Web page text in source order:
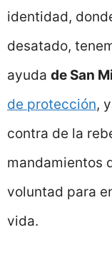
identidad,
desatado,
ayuda de San
de protección,
contra de la
mandamientos
voluntad para
vida.